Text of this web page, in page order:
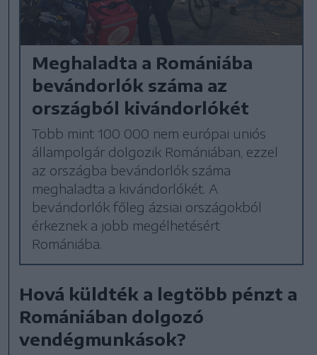
Meghaladta a Romániába
bevándorlók száma az
országból kivándorlókét
Több mint 100 000 nem európai uniós
állampolgár dolgozik Romániában, ezzel
az országba bevándorlók száma
meghaladta a kivándorlókét. A
bevándorlók főleg ázsiai országokból
érkeznek a jobb megélhetésért
Romániába.
Hová küldték a legtöbb pénzt a
Romániában dolgozó
vendégmunkások?